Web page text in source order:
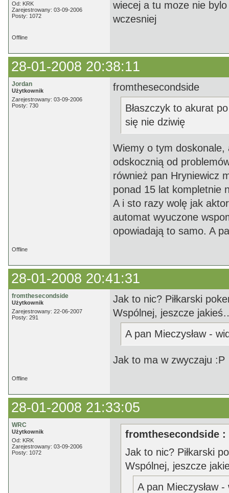
Od: KRK
Zarejestrowany: 03-09-2006
Posty: 1072
wiecej a tu moze nie
wczesniej
Offline
28-01-2008 20:38:11
Jordan
Użytkownik
Zarejestrowany: 03-09-2006
Posty: 730
fromthesecondside
Błaszczyk to akurat
się nie dziwię
Wiemy o tym doskonale,
odskocznią od
również pan Hryniewicz
ponad 15 lat kompletnie
A i sto razy wolę jak
automat wyuczone
opowiadają to samo. A
Offline
28-01-2008 20:41:31
fromthesecondside
Użytkownik
Zarejestrowany: 22-06-2007
Posty: 291
Jak to nic? Piłkarski
Wspólnej, jeszcze
A pan Mieczysław -
Jak to ma w zwyczaju :P
Offline
28-01-2008 21:33:05
WRC
Użytkownik
Od: KRK
Zarejestrowany: 03-09-2006
Posty: 1072
fromthesecondside :
Jak to nic? Piłkarski
Wspólnej, jeszcze
A pan Mieczysław